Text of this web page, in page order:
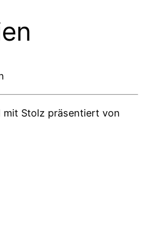
mit Stolz präsentiert von